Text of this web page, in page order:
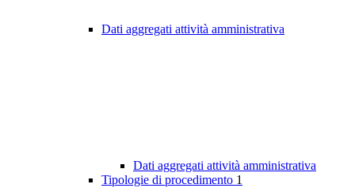
Dati aggregati attività amministrativa
Dati aggregati attività amministrativa
Tipologie di procedimento 1